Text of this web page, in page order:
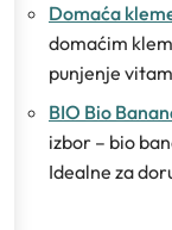
Domaća
domaćim
punjenje
BIO Bio
izbor – bio
Idealne za